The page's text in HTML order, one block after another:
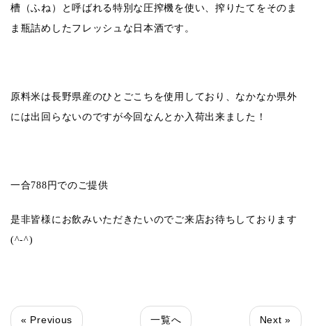
槽（ふね）と呼ばれる特別な圧搾機を使い、搾りたてをそのま
ま瓶詰めしたフレッシュな日本酒です。
原料米は長野県産のひとごこちを使用しており、なかなか県外
には出回らないのですが今回なんとか入荷出来ました！
一合788 円でのご提供
是非皆様にお飲みいただきたいのでご来店お待ちしております
(^-^)
« Previous 一覧へ Next »